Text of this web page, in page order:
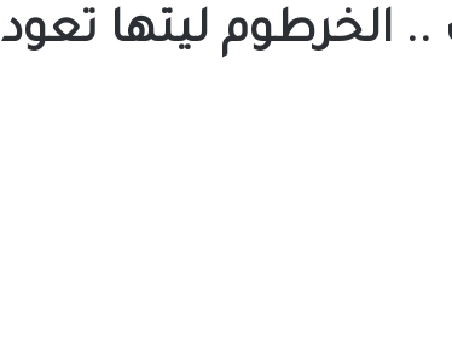
الخرطوم ليتها تعود